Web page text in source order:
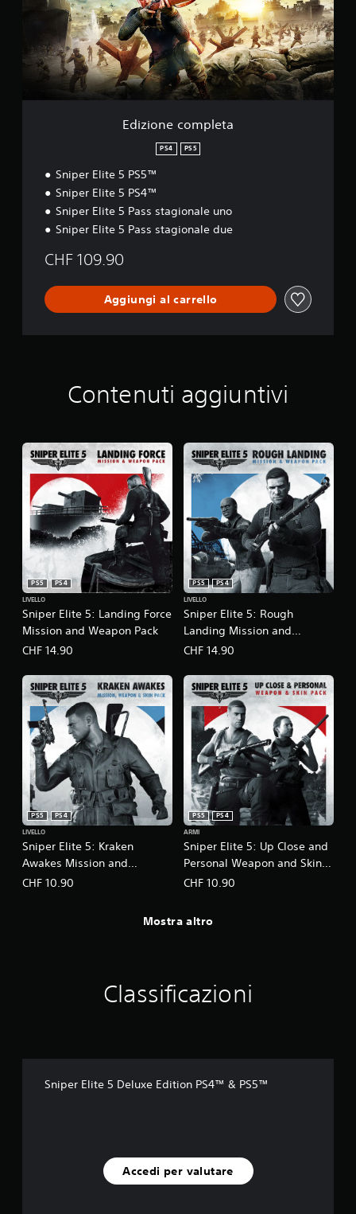
o
l
Edizione completa
PS4 PS5
Sniper Elite 5 PS5™
Sniper Elite 5 PS4™
Sniper Elite 5 Pass stagionale uno
Sniper Elite 5 Pass stagionale due
CHF 109.90
Aggiungi al carrello
Contenuti aggiuntivi
Sniper Elite 5: Landing Force
Mission and Weapon Pack
PS5
PS4
LIVELLO
CHF 14.90
Sniper Elite 5: Rough
Landing Mission and
Weapon Pack
PS5
PS4
LIVELLO
CHF 14.90
Sniper Elite 5: Kraken
Awakes Mission and
Weapon Pack
PS5
PS4
LIVELLO
CHF 10.90
Sniper Elite 5: Up Close and
Personal Weapon and Skin
Pack
PS5
PS4
ARMI
CHF 10.90
Mostra altro
Classificazioni
Sniper Elite 5 Deluxe Edition PS4™ & PS5™
Accedi per valutare